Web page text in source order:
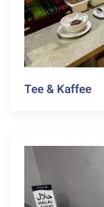
Tee & Kaffee